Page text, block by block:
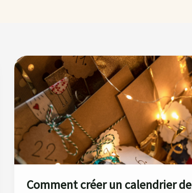
Comment créer un calendrier de
Comment
créer
un
calendrier
de
l’Avent
personnalisé ?